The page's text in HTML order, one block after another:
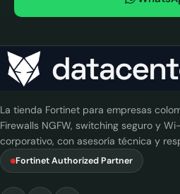
La tienda Fortinet para empresas
Firewalls NGFW, switching seguro y
corporativo, con asesoría técnica y
Fortinet Authorized Partner